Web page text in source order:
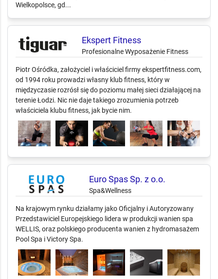
Wielkopolsce, gd...
Ekspert Fitness
Profesionalne Wyposażenie Fitness
Piotr Ośródka, założyciel i właściciel firmy ekspertfitness.com,
od 1994 roku prowadzi własny klub fitness, który w
międzyczasie rozrósł się do poziomu małej sieci działającej na
terenie Łodzi. Nic nie daje takiego zrozumienia potrzeb
właściciela klubu fitness, jak bycie nim.
Euro Spas Sp. z o.o.
Spa&Wellness
Na krajowym rynku działamy jako Oficjalny i Autoryzowany
Przedstawiciel Europejskiego lidera w produkcji wanien spa
WELLIS, oraz polskiego producenta wanien z hydromasażem
Pool Spa i Victory Spa.